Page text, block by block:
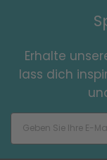
Erhalte
lass dich